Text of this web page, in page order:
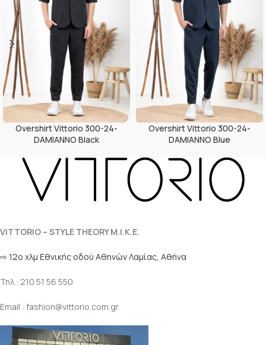
Overshirt Vittorio 300-24-
DAMIANNO Black
Overshirt Vittorio 300-24-
DAMIANNO Blue
VITTORIO – STYLE THEORY M.I.K.E.
⇨ 12ο χλμ Eθνικής οδού Αθηνών Λαμίας, Αθήνα
Τηλ.: 210 51 56 550
Email : fashion@vittorio.com.gr